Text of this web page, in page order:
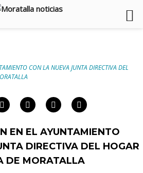
CON LA NUEVA JUNTA DIRECTIVA DEL
Twitter Google+LinkedInPinterest
EN EL AYUNTAMIENTO
DIRECTIVA DEL HOGAR
DE MORATALLA